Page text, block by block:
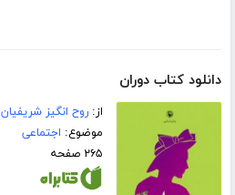
دانلود کتاب دوران
از:روح انگیز شریفیان
موضوع: اجتماعی
۲۶۵ صفحه